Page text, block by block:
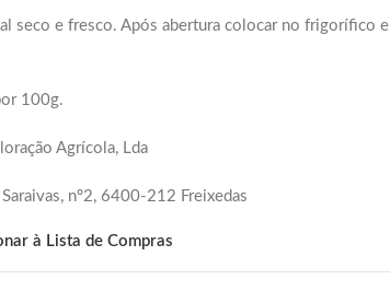
seco e fresco. Após abertura colocar no frigorífico e
100g.
Agrícola, Lda
nº2, 6400-212 Freixedas
à Lista de Compras